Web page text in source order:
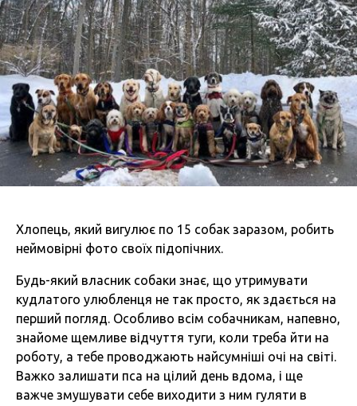
Хлопець, який вигулює по 15 собак заразом, робить
неймовірні фото своїх підопічних.
Будь-який власник собаки знає, що утримувати
кудлатого улюбленця не так просто, як здається на
перший погляд. Особливо всім собачникам, напевно,
знайоме щемливе відчуття туги, коли треба йти на
роботу, а тебе проводжають найсумніші очі на світі.
Важко залишати пса на цілий день вдома, і ще
важче змушувати себе виходити з ним гуляти в